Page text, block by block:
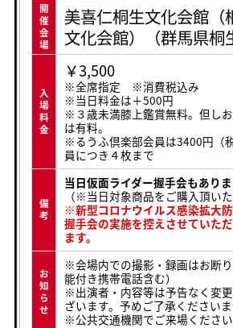
開
催
会
場
美喜仁桐生文化会館（
文化会館）（群馬県桐
入
場
料
金
￥3,500
※全席指定 ※消費税込み
※当日料金は＋500円
※３歳未満膝上鑑賞無料。但し
は有料。
※るうふ倶楽部会員は3400円（
員につき４枚まで
備
考
当日仮面ライダー握手会もありま
（※当日対象商品をご購入頂いた
※新型コロナウイルス感染拡大防
握手会の実施を控えさせていた
ます。
お
知
ら
せ
※会場内での撮影・録画はお断
能付き携帯電話含む）
※出演者・内容等は予告なく変
ざいます。予めご了承くださいま
※公共交通機関でご来場ください